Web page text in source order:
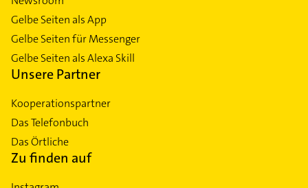
Gelbe Seiten als App
Gelbe Seiten für Messenger
Gelbe Seiten als Alexa Skill
Unsere Partner
Kooperationspartner
Das Telefonbuch
Das Örtliche
Zu finden auf